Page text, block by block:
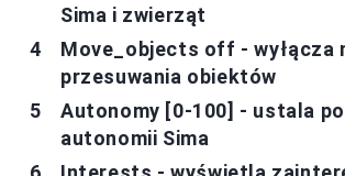
Sima i zwierząt
Move_objects off - wyłącza
przesuwania obiektów
Autonomy [0-100] - ustala
autonomii Sima